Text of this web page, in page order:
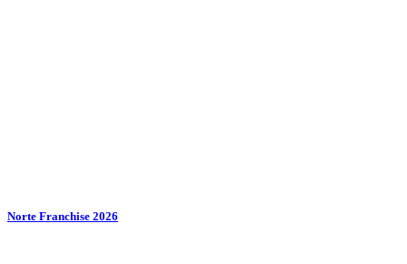
Norte Franchise 2026